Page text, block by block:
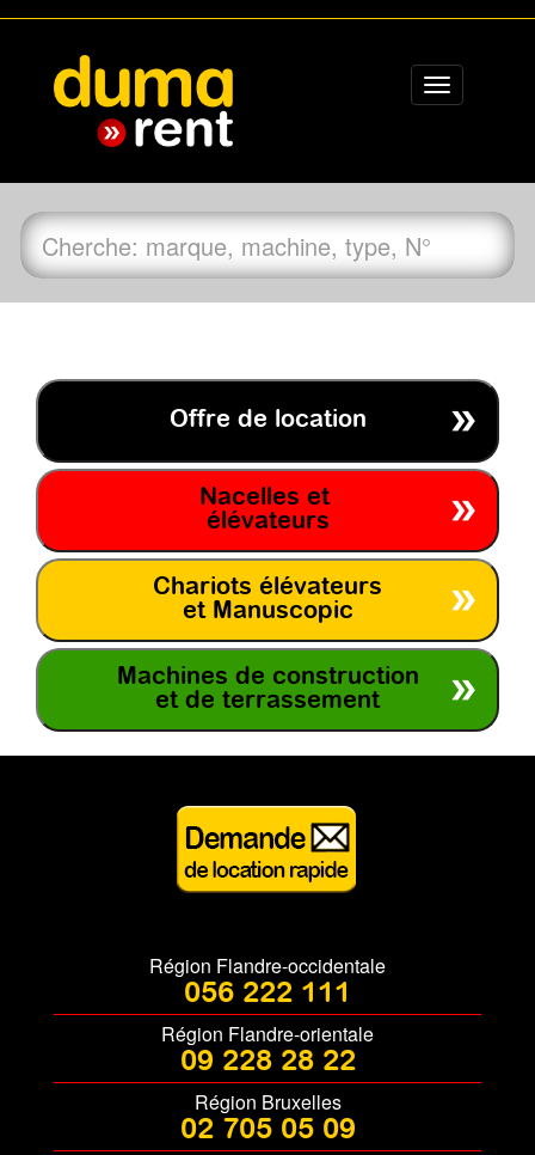
Toggle
navigation
Offre de location
Nacelles et
élévateurs
Chariots élévateurs
et Manuscopic
Machines de construction
et de terrassement
Région Flandre-occidentale
056 222 111
Région Flandre-orientale
09 228 28 22
Région Bruxelles
02 705 05 09